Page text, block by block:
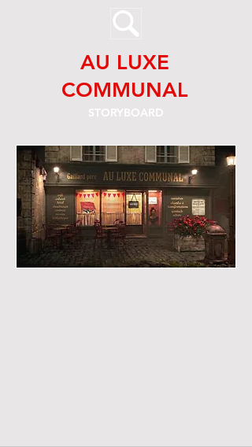
STORYBOARD
AU LUXE
COMMUNAL